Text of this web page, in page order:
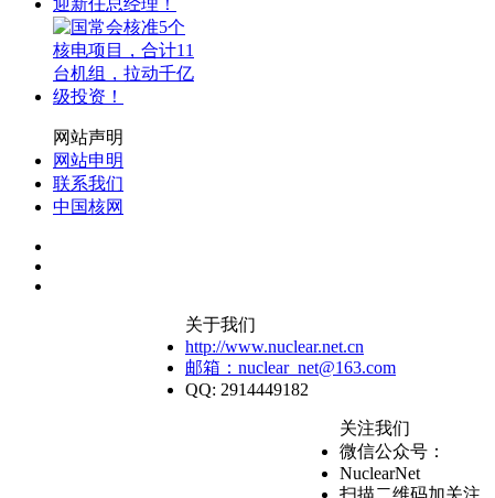
网站声明
网站申明
联系我们
中国核网
关于我们
http://www.nuclear.net.cn
邮箱：nuclear_net@163.com
QQ: 2914449182
关注我们
微信公众号：
NuclearNet
扫描二维码加关注